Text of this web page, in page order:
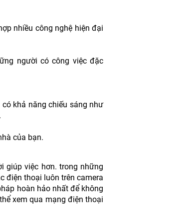
nhiều công nghệ hiện đại
người có công việc đặc
khả năng chiếu sáng như
của bạn.
giúp việc hơn. trong những
điện thoại luôn trên camera
hoàn hảo nhất để không
xem qua mạng điện thoại